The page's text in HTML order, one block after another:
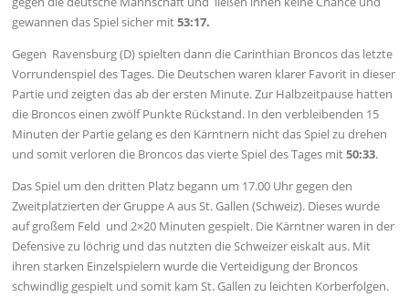
gewannen das Spiel sicher mit53:17.
Gegen Ravensburg (D) spielten dann die Carinthian Broncos das letzte
Vorrundenspiel des Tages. Die Deutschen waren klarer Favorit in dieser
Partie und zeigten das ab der ersten Minute. Zur Halbzeitpause hatten
die Broncos einen zwölf Punkte Rückstand. In den verbleibenden 15
Minuten der Partie gelang es den Kärntnern nicht das Spiel zu drehen
und somit verloren die Broncos das vierte Spiel des Tages mit50:33.
Das Spiel um den dritten Platz begann um 17.00 Uhr gegen den
Zweitplatzierten der Gruppe A aus St. Gallen (Schweiz). Dieses wurde
auf großem Feld und 2×20 Minuten gespielt. Die Kärntner waren in der
Defensive zu löchrig und das nutzten die Schweizer eiskalt aus. Mit
ihren starken Einzelspielern wurde die Verteidigung der Broncos
schwindlig gespielt und somit kam St. Gallen zu leichten Korberfolgen.